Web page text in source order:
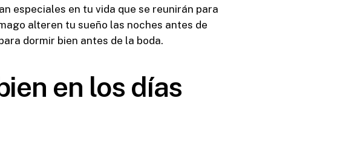
especiales en tu vida que se reunirán para
alteren tu sueño las noches antes de
dormir bien antes de la boda.
en los días